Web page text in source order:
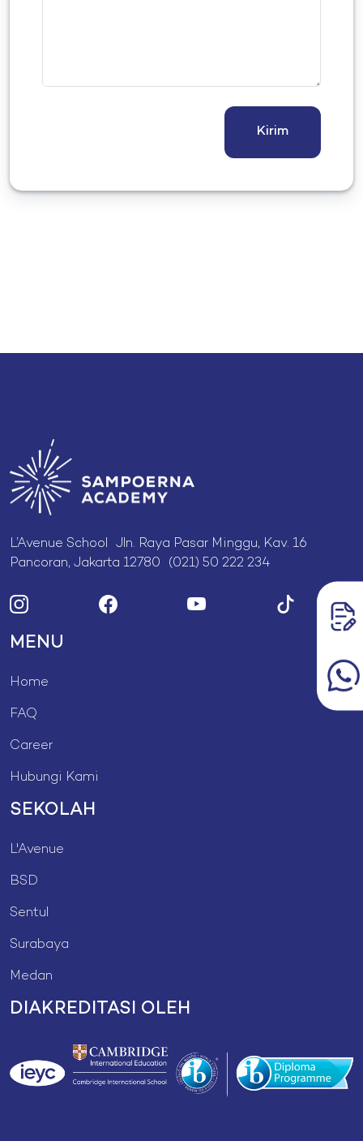
Kirim
L’Avenue School Jln. Raya Pasar Minggu, Kav. 16
Pancoran, Jakarta 12780 (021) 50 222 234
MENU
Home
FAQ
Career
Hubungi Kami
SEKOLAH
L'Avenue
BSD
Sentul
Surabaya
Medan
DIAKREDITASI OLEH